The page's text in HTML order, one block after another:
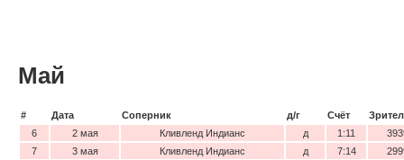
Май
# Дата Соперник д/г Счёт
6
2 мая Кливленд Индианс д 1:11
7
3 мая Кливленд Индианс д 7:14